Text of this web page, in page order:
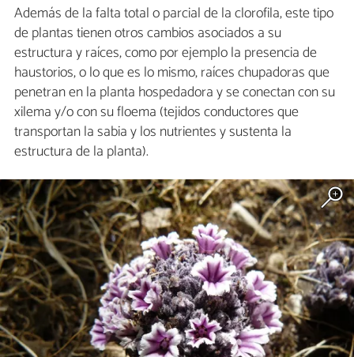
Además de la falta total o parcial de la clorofila, este tipo
de plantas tienen otros cambios asociados a su
estructura y raíces, como por ejemplo la presencia de
haustorios, o lo que es lo mismo, raíces chupadoras que
penetran en la planta hospedadora y se conectan con su
xilema y/o con su floema (tejidos conductores que
transportan la sabia y los nutrientes y sustenta la
estructura de la planta).